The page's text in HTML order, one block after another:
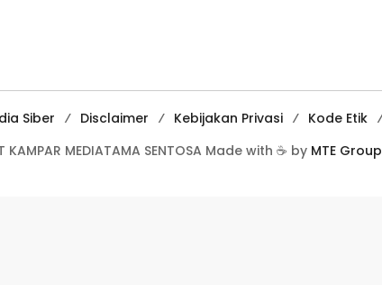
Siber Disclaimer Kebijakan Privasi Kode Etik
MEDIATAMA SENTOSA Made with ☕ by MTE Group